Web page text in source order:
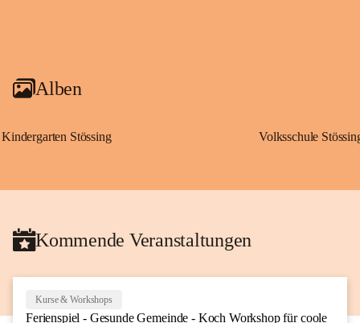
Alben
Kindergarten Stössing Volksschule
Kommende Veranstaltungen
AUG
Kurse & Workshops
Ferienspiel - Gesunde Gemeinde - Koch Workshop für coole